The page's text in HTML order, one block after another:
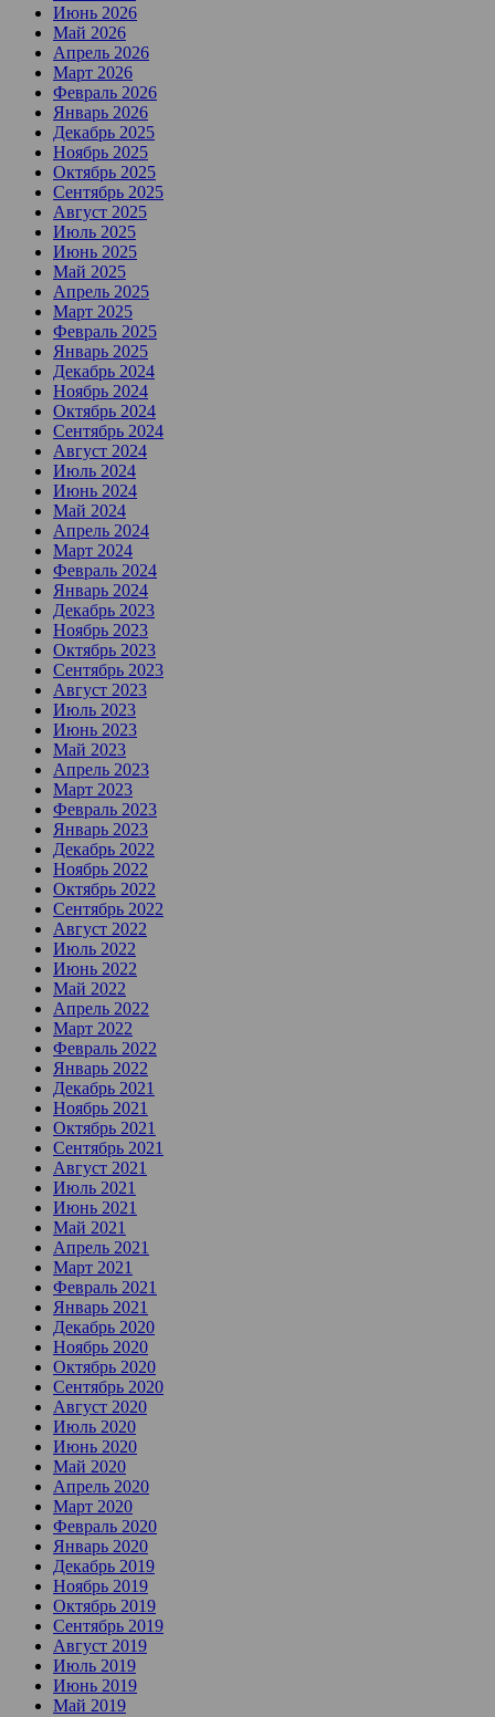
Июнь 2026
Май 2026
Апрель 2026
Март 2026
Февраль 2026
Январь 2026
Декабрь 2025
Ноябрь 2025
Октябрь 2025
Сентябрь 2025
Август 2025
Июль 2025
Июнь 2025
Май 2025
Апрель 2025
Март 2025
Февраль 2025
Январь 2025
Декабрь 2024
Ноябрь 2024
Октябрь 2024
Сентябрь 2024
Август 2024
Июль 2024
Июнь 2024
Май 2024
Апрель 2024
Март 2024
Февраль 2024
Январь 2024
Декабрь 2023
Ноябрь 2023
Октябрь 2023
Сентябрь 2023
Август 2023
Июль 2023
Июнь 2023
Май 2023
Апрель 2023
Март 2023
Февраль 2023
Январь 2023
Декабрь 2022
Ноябрь 2022
Октябрь 2022
Сентябрь 2022
Август 2022
Июль 2022
Июнь 2022
Май 2022
Апрель 2022
Март 2022
Февраль 2022
Январь 2022
Декабрь 2021
Ноябрь 2021
Октябрь 2021
Сентябрь 2021
Август 2021
Июль 2021
Июнь 2021
Май 2021
Апрель 2021
Март 2021
Февраль 2021
Январь 2021
Декабрь 2020
Ноябрь 2020
Октябрь 2020
Сентябрь 2020
Август 2020
Июль 2020
Июнь 2020
Май 2020
Апрель 2020
Март 2020
Февраль 2020
Январь 2020
Декабрь 2019
Ноябрь 2019
Октябрь 2019
Сентябрь 2019
Август 2019
Июль 2019
Июнь 2019
Май 2019